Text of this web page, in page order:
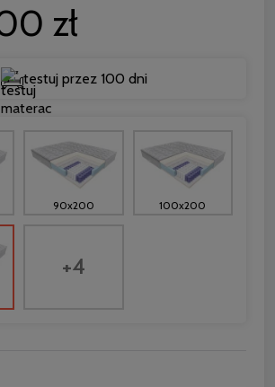
zł
testuj przez 100 dni
90x200 100x200
+4